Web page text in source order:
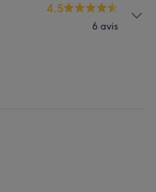
4.5
6 avis